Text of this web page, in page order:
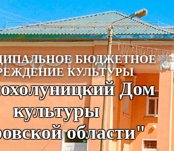
БЮДЖЕТНОЕ
КУЛЬТУРЫ
Дом
культуры
области"